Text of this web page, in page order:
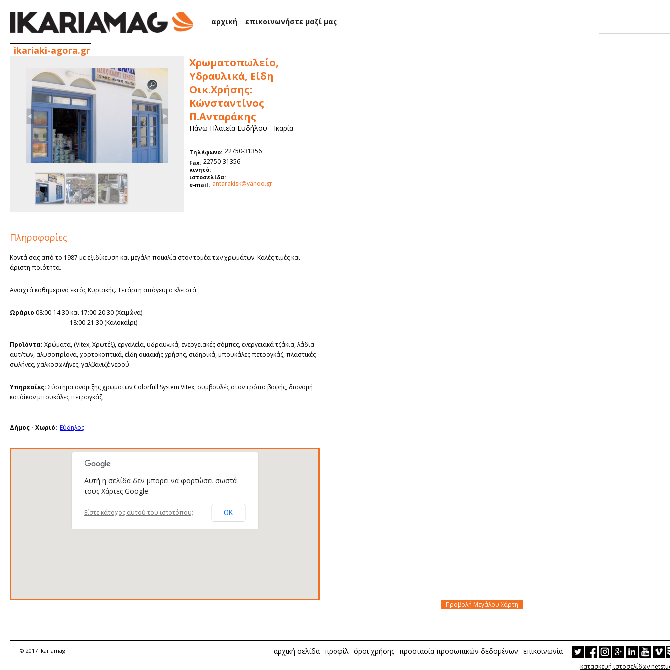
ikariaki-agora.gr
αρχική επικοινωνήστε μαζί μας
Χρωματοπωλείο,
Υδραυλικά, Είδη
Οικ.Χρήσης:
Κώνσταντίνος
Π.Ανταράκης
Πάνω Πλατεία Ευδήλου - Ικαρία
Τηλέφωνο: 22750-31356
Fax: 22750-31356
κινητό:
ιστοσελίδα:
e-mail: antarakisk@yahoo.gr
Πληροφορίες
Κοντά σας από το 1987 με εξιδίκευση και μεγάλη ποικιλία στον τομέα των χρωμάτων. Καλές τιμές και
άριστη ποιότητα.
Ανοιχτά καθημερινά εκτός Κυριακής. Τετάρτη απόγευμα κλειστά.
Ωράριο 08:00-14:30 και 17:00-20:30 (Χειμώνα)
18:00-21:30 (Καλοκαίρι)
Προϊόντα: Χρώματα, (Vitex, Χρωτέξ), εργαλεία, υδραυλικά, ενεργειακές σόμπες, ενεργειακά τζάκια, λάδια
αυτ/των, αλυσοπρίονα, χορτοκοπτικά, είδη οικιακής χρήσης, σιδηρικά, μπουκάλες πετρογκάζ, πλαστικές
σωλήνες, χαλκοσωλήνες, γαλβανιζέ νερού.
Υπηρεσίες: Σύστημα ανάμιξης χρωμάτων Colorfull System Vitex, συμβουλές στον τρόπο βαφής, διανομή
κατ΄οίκον μπουκάλες πετρογκάζ,
Δήμος - Χωριό: Εύδηλος
Αυτή η σελίδα δεν μπορεί να φορτώσει σωστά
τους Χάρτες Google.
Είστε κάτοχος αυτού του ιστοτόπου; ΟΚ
Προβολή Μεγάλου Χάρτη
© 2017 ikariamag αρχική σελίδα προφίλ όροι χρήσης προστασία προσωπικών δεδομένων επικοινωνία
κατασκευή ιστοσελίδων